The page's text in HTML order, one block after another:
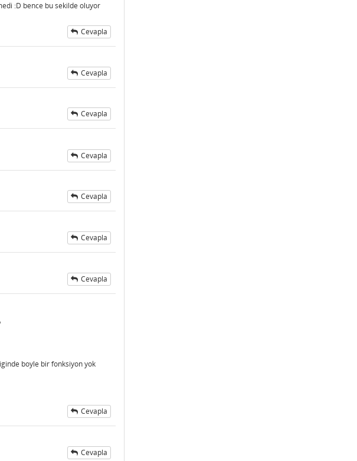
:D bence bu sekilde oluyor
Cevapla
Cevapla
Cevapla
Cevapla
Cevapla
Cevapla
Cevapla
boyle bir fonksiyon yok
Cevapla
Cevapla